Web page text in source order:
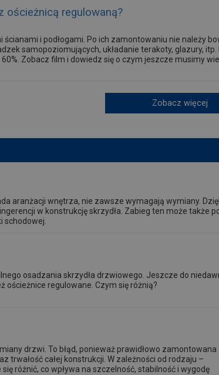
ościeżnicą regulowaną?
i podłogami. Po ich zamontowaniu nie należy
samopoziomujących, układanie terakoty, glazury, itp.
Zobacz film i dowiedz się o czym jeszcze musimy
Zobacz więcej
aranżacji wnętrza, nie zawsze wymagają wymiany.
w konstrukcję skrzydła. Zabieg ten może także
schodowej.
osadzania skrzydła drzwiowego. Jeszcze do
ościeżnice regulowane. Czym się różnią?
drzwi. To błąd, ponieważ prawidłowo zamontowana
trwałość całej konstrukcji. W zależności od rodzaju –
różnić, co wpływa na szczelność, stabilność i wygodę